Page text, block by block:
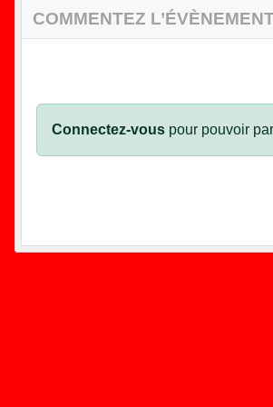
COMMENTEZ
Connectez-vous pour pouvoir